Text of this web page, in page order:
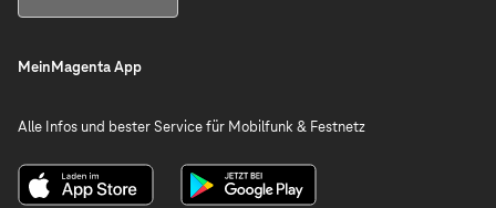
MeinMagenta App
Alle Infos und bester Service für Mobilfunk & Festnetz